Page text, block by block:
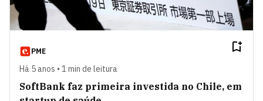
PME
Há 5 anos • 1 min de leitura
SoftBank faz primeira investida no Chile, em